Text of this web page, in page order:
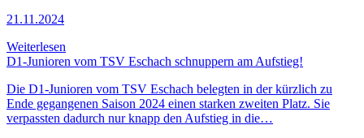
21.11.2024
Weiterlesen
D1-Junioren vom TSV Eschach schnuppern am Aufstieg!
Die D1-Junioren vom TSV Eschach belegten in der kürzlich zu
Ende gegangenen Saison 2024 einen starken zweiten Platz. Sie
verpassten dadurch nur knapp den Aufstieg in die…